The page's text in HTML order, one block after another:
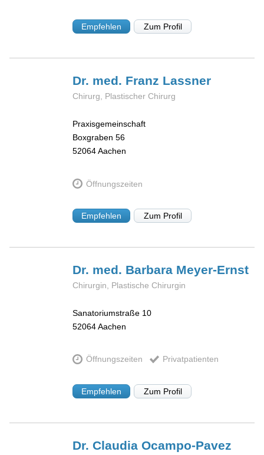
Empfehlen Zum Profil
Dr. med. Franz Lassner
Chirurg, Plastischer Chirurg
Praxisgemeinschaft
Boxgraben 56
52064Aachen
Öffnungszeiten
Empfehlen Zum Profil
Dr. med. Barbara Meyer-Ernst
Chirurgin, Plastische Chirurgin
Sanatoriumstraße 10
52064Aachen
Öffnungszeiten Privatpatienten
Empfehlen Zum Profil
Dr. Claudia Ocampo-Pavez